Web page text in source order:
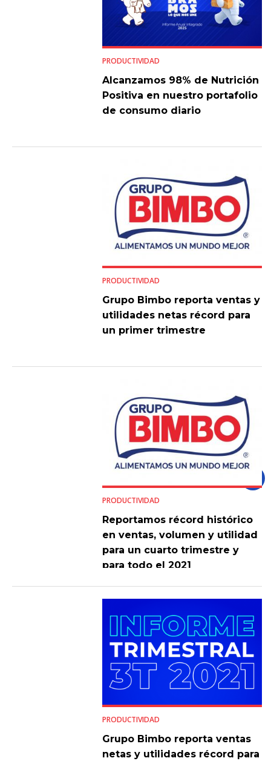
PRODUCTIVIDAD
Alcanzamos 98% de Nutrición
Positiva en nuestro portafolio
de consumo diario
PRODUCTIVIDAD
Grupo Bimbo reporta ventas y
utilidades netas récord para
un primer trimestre
PRODUCTIVIDAD
Reportamos récord histórico
en ventas, volumen y utilidad
para un cuarto trimestre y
para todo el 2021
PRODUCTIVIDAD
Grupo Bimbo reporta ventas
netas y utilidades récord para